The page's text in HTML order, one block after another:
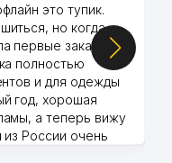
это тупик.
но когда
первые заказы,
полностью
и для одежды
год, хорошая
а теперь вижу
России очень